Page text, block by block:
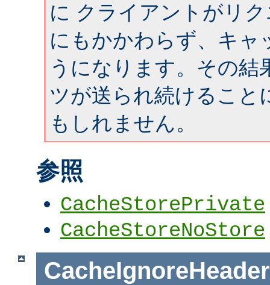
に クライアントがリ
にもかかわらず、キャ
うになります。その結
ツが送られ続けること
もしれません。
参照
CacheStorePrivate
CacheStoreNoStore